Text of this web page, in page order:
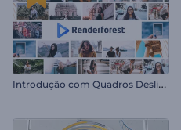
I
ntrodução com Quadros Deslizantes